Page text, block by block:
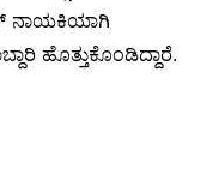
ನಾಯಕಿಯಾಗಿ
ಹೊತ್ತುಕೊಂಡಿದ್ದಾರೆ.